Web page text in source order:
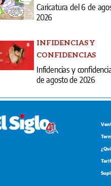
Caricatura del 6 de
2026
INFIDENCIAS Y
CONFIDENCIAS
Infidencias y
de agosto de 2026